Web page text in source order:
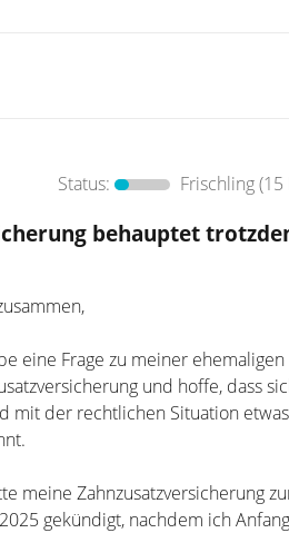
Status:
Frischling(15
behauptet
eine Frage zu meiner ehemaligen
und hoffe, dass
mit der rechtlichen Situation
meine Zahnzusatzversicherung
gekündigt, nachdem ich